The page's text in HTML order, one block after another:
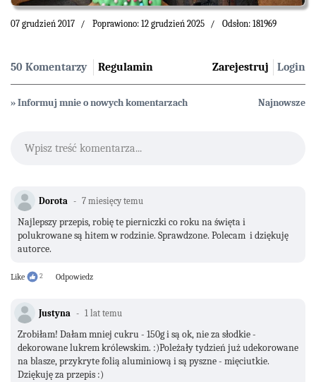
07 grudzień 2017 Poprawiono: 12 grudzień 2025 Odsłon: 181969
50 Komentarzy Regulamin Login
Zarejestruj
» Informuj mnie o nowych komentarzach Najnowsze
Wpisz treść komentarza...
Dorota 7 miesięcy temu
Najlepszy przepis, robię te pierniczki co roku na święta i
polukrowane są hitem w rodzinie. Sprawdzone. Polecam i dziękuję
autorce.
Like 2 Odpowiedz
Justyna 1 lat temu
Zrobiłam! Dałam mniej cukru - 150g i są ok, nie za słodkie -
dekorowane lukrem królewskim. :)Poleżały tydzień już udekorowane
na blasze, przykryte folią aluminiową i są pyszne - mięciutkie.
Dziękuję za przepis :)